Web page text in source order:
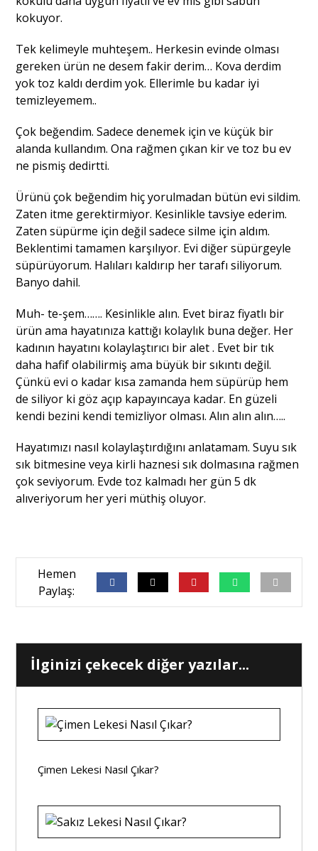
kokuyor.
Tek kelimeyle muhteşem.. Herkesin evinde olması
gereken ürün ne desem fakir derim… Kova derdim
yok toz kaldı derdim yok. Ellerimle bu kadar iyi
temizleyemem..
Çok beğendim. Sadece denemek için ve küçük bir
alanda kullandım. Ona rağmen çıkan kir ve toz bu ev
ne pismiş dedirtti.
Ürünü çok beğendim hiç yorulmadan bütün evi sildim.
Zaten itme gerektirmiyor. Kesinlikle tavsiye ederim.
Zaten süpürme için değil sadece silme için aldım.
Beklentimi tamamen karşılıyor. Evi diğer süpürgeyle
süpürüyorum. Halıları kaldırıp her tarafı siliyorum.
Banyo dahil.
Muh- te-şem……. Kesinlikle alın. Evet biraz fiyatlı bir
ürün ama hayatınıza kattığı kolaylık buna değer. Her
kadının hayatını kolaylaştırıcı bir alet . Evet bir tık
daha hafif olabilirmiş ama büyük bir sıkıntı değil.
Çünkü evi o kadar kısa zamanda hem süpürüp hem
de siliyor ki göz açıp kapayıncaya kadar. En güzeli
kendi bezini kendi temizliyor olması. Alın alın alın…..
Hayatımızı nasıl kolaylaştırdığını anlatamam. Suyu sık
sık bitmesine veya kirli haznesi sık dolmasına rağmen
çok seviyorum. Evde toz kalmadı her gün 5 dk
alıveriyorum her yeri müthiş oluyor.
İlginizi çekecek diğer yazılar...
Çimen Lekesi Nasıl Çıkar?